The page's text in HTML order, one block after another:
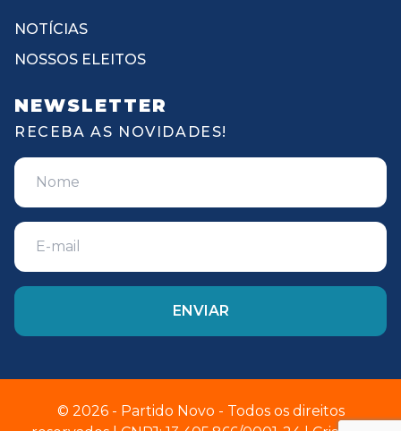
NOTÍCIAS
NOSSOS ELEITOS
NEWSLETTER
RECEBA AS NOVIDADES!
© 2026 - Partido Novo - Todos os direitos